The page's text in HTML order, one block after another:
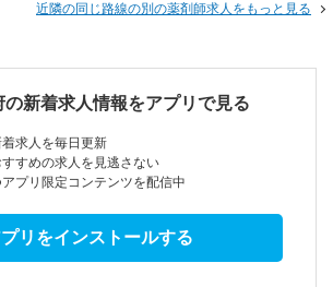
近隣の同じ路線の別の薬剤師求人をもっと見る
の新着求人情報をアプリで見る
求人を毎日更新
すめの求人を見逃さない
プリ限定コンテンツを配信中
リをインストールする